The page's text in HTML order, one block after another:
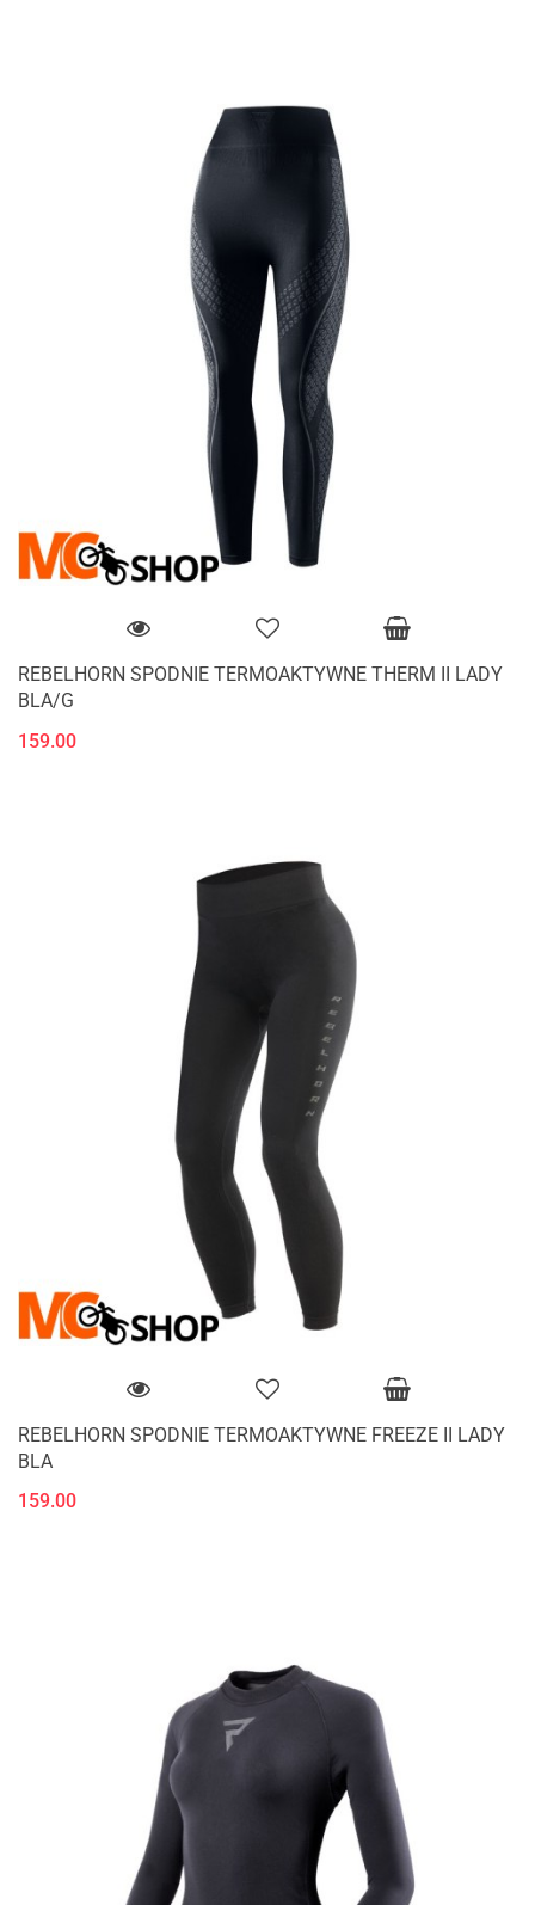
REBELHORN SPODNIE TERMOAKTYWNE THERM II LADY
BLA/G
159.00
REBELHORN SPODNIE TERMOAKTYWNE FREEZE II LADY
BLA
159.00